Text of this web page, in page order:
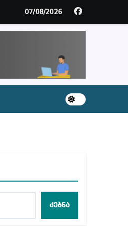
ჟორჟოლიანს
საერთაშორისო
შეჰქონდათ
იდენტობის
საქმემდე
07/08/2026
ძებნა